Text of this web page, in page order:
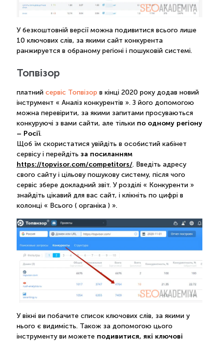
У безкоштовній версії можна подивитися всього лише
10 ключових слів, за якими сайт конкурента
ранжируется в обраному регіоні і пошуковій системі.
Топвізор
платний сервіс Топвізор в кінці 2020 року додав новий
інструмент « Аналіз конкурентів ». З його допомогою
можна перевірити, за якими запитами просуваються
конкуруючі з вами сайти, але тільки по одному регіону
– Росії.
Щоб їм скористатися увійдіть в особистий кабінет
сервісу і перейдіть за посиланням
https://topvisor.com/competitors/. Введіть адресу
свого сайту і цільову пошукову систему, після чого
сервіс збере докладний звіт. У розділі « Конкуренти »
знайдіть цікавий для вас сайт, і клікніть по цифрі в
колонці « Всього ( органіка ) ».
У вікні ви побачите список ключових слів, за якими у
нього є видимість. Також за допомогою цього
інструменту ви можете подивитися, які ключові